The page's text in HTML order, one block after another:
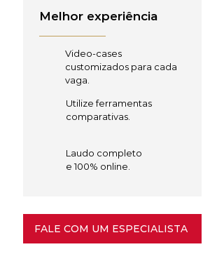
Melhor experiência
Video-cases
customizados para cada
vaga.
Utilize ferramentas
comparativas.
Laudo completo
e 100% online.
FALE COM UM ESPECIALISTA